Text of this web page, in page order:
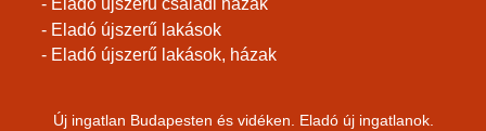
- Eladó újszerű családi házak
- Eladó újszerű lakások
- Eladó újszerű lakások, házak
Új ingatlan Budapesten és vidéken. Eladó új ingatlanok.